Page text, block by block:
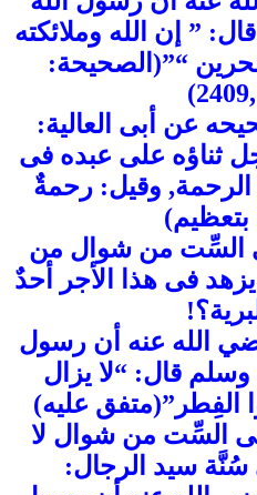
” إن الله وملائكته
“”(الصحيحة:
عن أبى العالية:
ثناؤه على عبده فى
: الرحمة, وقيل: رحمةٌ
بتعظيم)
السِّت من شوال من
فى هذا الأجر أحدٌ
الله عنه أن رسول
وسلم قال: “لا يزال
الفِطر”(متفق عليه)
فى السِّت من شوال لا
سيد الرجال: